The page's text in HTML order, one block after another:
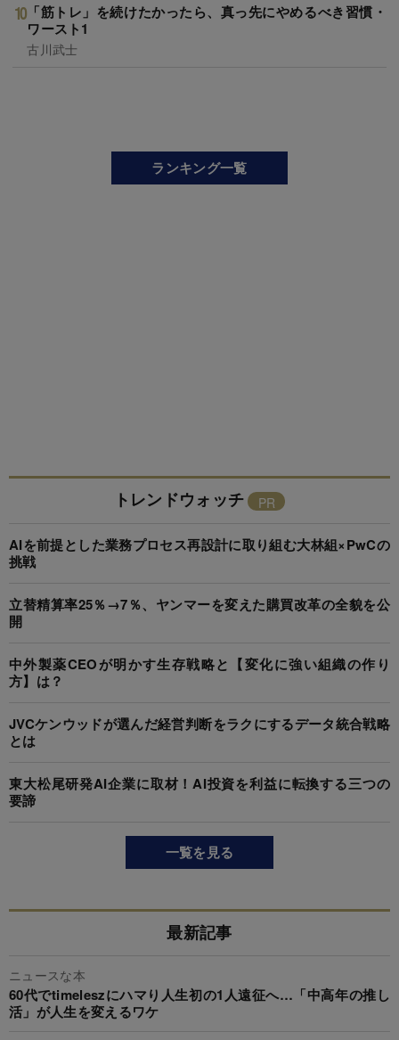
「筋トレ」を続けたかったら、真っ先にやめるべき習慣・
ワースト1
古川武士
ランキング一覧
トレンドウォッチ
AIを前提とした業務プロセス再設計に取り組む大林組×PwCの
挑戦
立替精算率25％→7％、ヤンマーを変えた購買改革の全貌を公
開
中外製薬CEOが明かす生存戦略と【変化に強い組織の作り
方】は？
JVCケンウッドが選んだ経営判断をラクにするデータ統合戦略
とは
東大松尾研発AI企業に取材！AI投資を利益に転換する三つの
要諦
一覧を見る
最新記事
ニュースな本
60代でtimeleszにハマり人生初の1人遠征へ…「中高年の推し
活」が人生を変えるワケ